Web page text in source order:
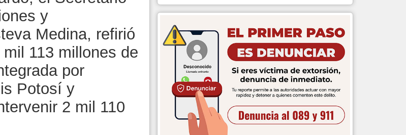
y
Medina, refirió
113 millones de
por
Potosí y
2 mil 110